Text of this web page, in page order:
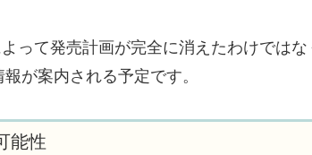
って発売計画が完全に消えたわけでは
が案内される予定です。
能性